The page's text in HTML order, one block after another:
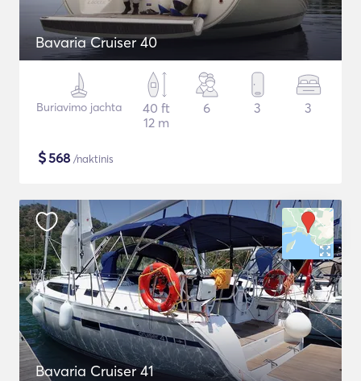
Bavaria Cruiser 40
Buriavimo jachta
40 ft
12 m
6 3 3
$568 /naktinis
Bavaria Cruiser 41